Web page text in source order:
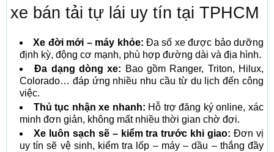
xe bán tải tự lái uy tín tại TPHCM
Xe đời mới – máy khỏe: Đa số xe được bảo dưỡng
định kỳ, động cơ mạnh, phù hợp đường dài và địa hình.
Đa dạng dòng xe: Bao gồm Ranger, Triton, Hilux,
Colorado… đáp ứng nhiều nhu cầu từ du lịch đến công
việc.
Thủ tục nhận xe nhanh: Hỗ trợ đăng ký online, xác
minh đơn giản, không mất nhiều thời gian chờ đợi.
Xe luôn sạch sẽ – kiểm tra trước khi giao: Đơn vị
uy tín sẽ vệ sinh, kiểm tra lốp – máy – dầu – thắng đầy